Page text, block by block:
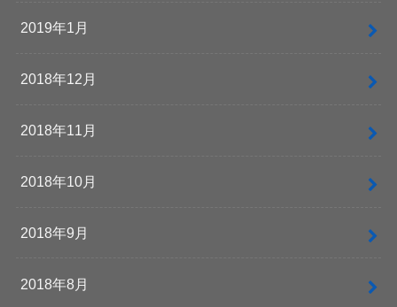
2019年1月
2018年12月
2018年11月
2018年10月
2018年9月
2018年8月